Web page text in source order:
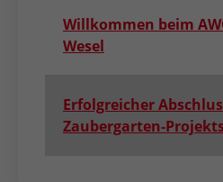
Willkommen beim
Wesel
Erfolgreicher
Zaubergarten-